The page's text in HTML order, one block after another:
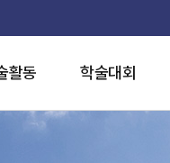
활동 학술대회